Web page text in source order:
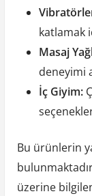
katlamak
Masaj
deneyimi
İç Giyim:
Bu ürünlerin
üzerine